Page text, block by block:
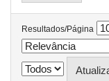
Resultados/Página